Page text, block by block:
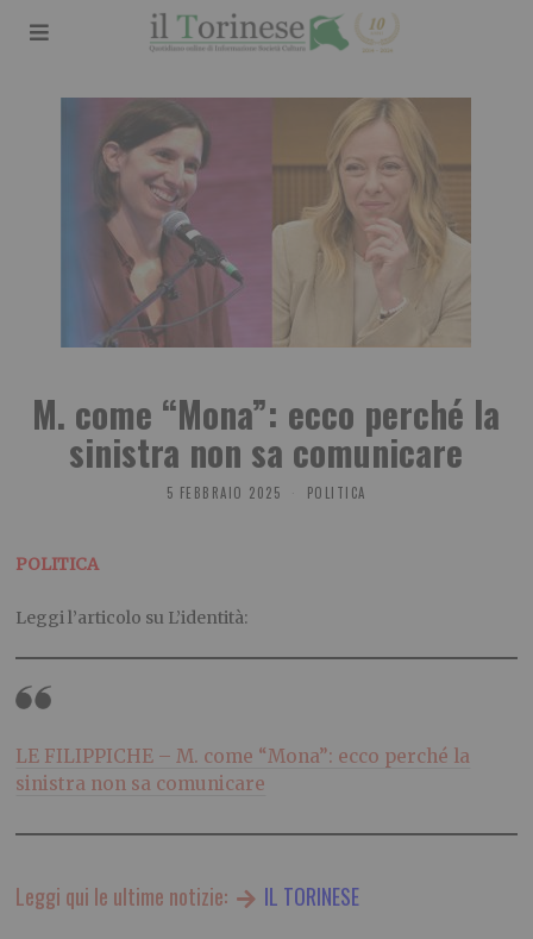
M. come “Mona”: ecco perché la
sinistra non sa comunicare
5 FEBBRAIO 2025 POLITICA
POLITICA
Leggi l’articolo su L’identità:
LE FILIPPICHE – M. come “Mona”: ecco perché la
sinistra non sa comunicare
Leggi qui le ultime notizie: IL TORINESE